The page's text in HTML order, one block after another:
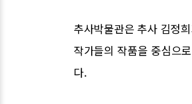
추사박물관은 추사 김정
작가들의 작품을 중심으
다.